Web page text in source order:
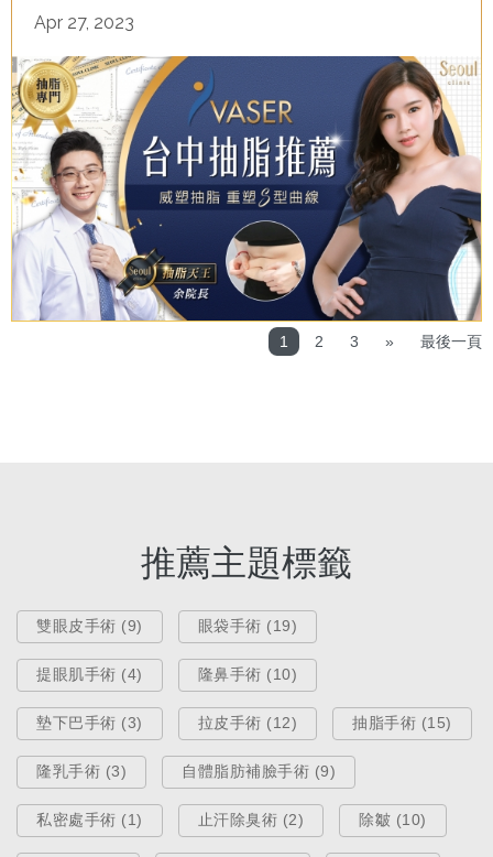
Apr 27, 2023
1 2 3 » 最後一頁
推薦主題標籤
雙眼皮手術 (9) 眼袋手術 (19)
提眼肌手術 (4) 隆鼻手術 (10)
墊下巴手術 (3) 拉皮手術 (12) 抽脂手術 (15)
隆乳手術 (3) 自體脂肪補臉手術 (9)
私密處手術 (1) 止汗除臭術 (2) 除皺 (10)